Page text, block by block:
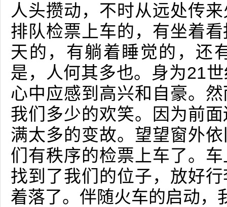
人头攒动，不时从远处传
排队检票上车的，有坐着
天的，有躺着睡觉的，还
是，人何其多也。身为21
心中应感到高兴和自豪。
我们多少的欢笑。因为前
满太多的变故。望望窗外
们有秩序的检票上车了。
找到了我们的位子，放好
着落了。伴随火车的启动，